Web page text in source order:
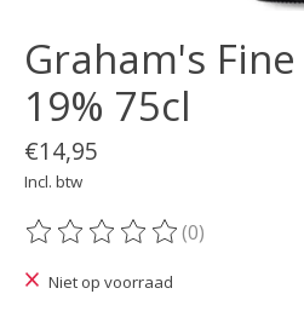
Graham's
19% 75cl
€14,95
Incl. btw
De beoordeling van dit product
(0)
Niet op voorraad